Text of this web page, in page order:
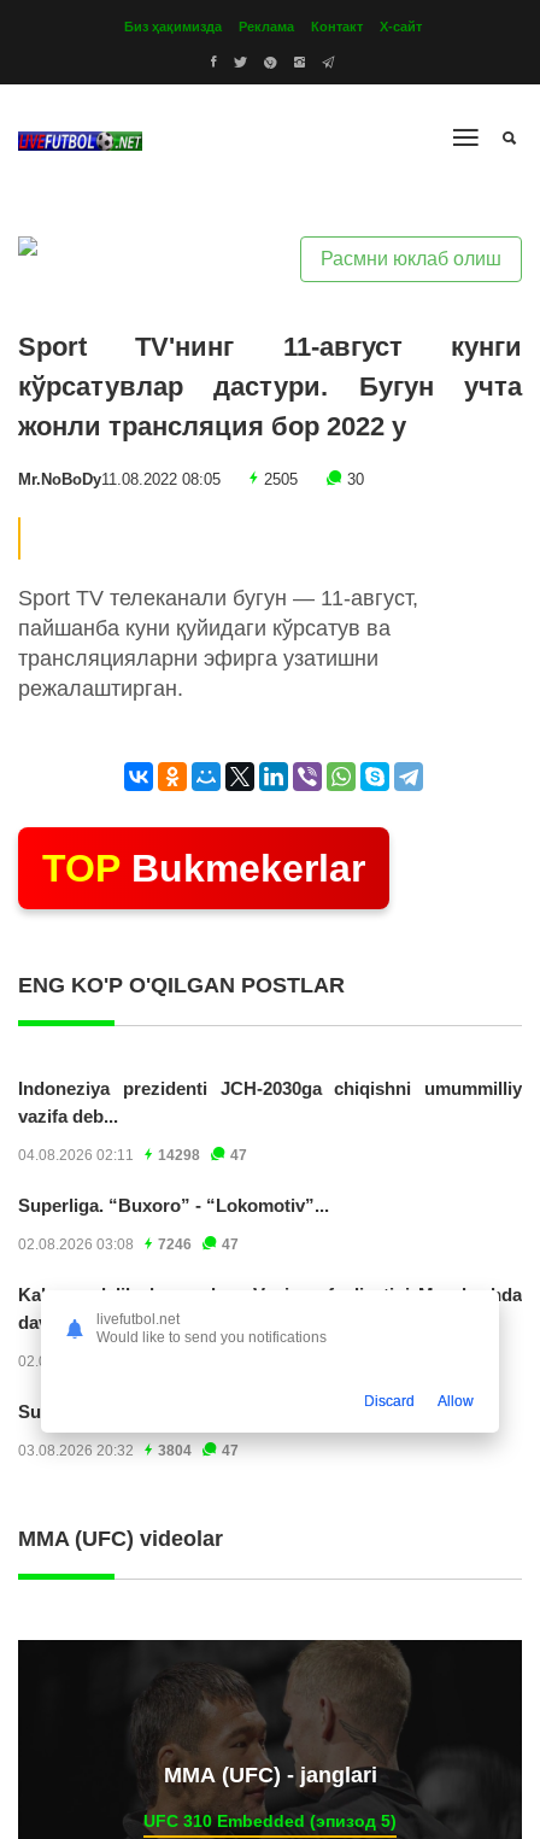
Биз ҳақимизда Реклама Контакт Х-сайт
Расмни юклаб олиш
Sport TV'нинг 11-август кунги
кўрсатувлар дастури. Бугун учта
жонли трансляция бор 2022 y
Mr.NoBoDy11.08.2022 08:05 2505 30
Sport TV телеканали бугун — 11-август,
пайшанба куни қуйидаги кўрсатув ва
трансляцияларни эфирга узатишни
режалаштирган.
TOP Bukmekerlar
ENG KO'P O'QILGAN POSTLAR
Indoneziya prezidenti JCH-2030ga chiqishni umummilliy
vazifa deb...
04.08.2026 02:11 14298 47
Superliga. “Buxoro” - “Lokomotiv”...
02.08.2026 03:08 7246 47
Kabo-verdelik darvozabon Vozinya faoliyatini Marokashda
davom ettirishi...
02.08.2026 01:08
Superliga. "Dinamo" – "Neftchi" (matnli...
03.08.2026 20:32 3804 47
MMA (UFC) videolar
ММА (UFC) - janglari
UFC 310 Embedded (эпизод 5)
livefutbol.net
Would like to send you notifications
Discard Allow